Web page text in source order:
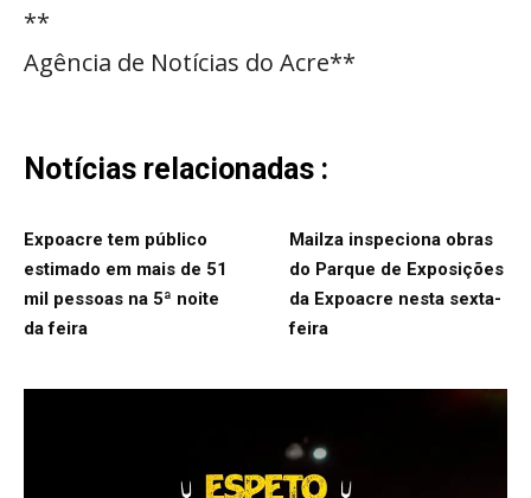
**
Agência de Notícias do Acre**
Notícias relacionadas :
Expoacre tem público
estimado em mais de 51
mil pessoas na 5ª noite
da feira
Mailza inspeciona obras
do Parque de Exposições
da Expoacre nesta sexta-
feira